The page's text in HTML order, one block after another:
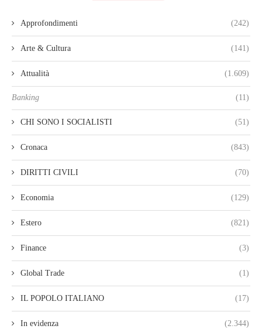
Approfondimenti (242)
Arte & Cultura (141)
Attualità (1.609)
Banking (11)
CHI SONO I SOCIALISTI (51)
Cronaca (843)
DIRITTI CIVILI (70)
Economia (129)
Estero (821)
Finance (3)
Global Trade (1)
IL POPOLO ITALIANO (17)
In evidenza (2.344)